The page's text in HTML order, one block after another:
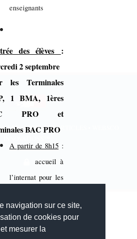
navigation sur ce site,
de cookies pour
mesurer la
enseignants
des élèves :
2 septembre
les Terminales
1 BMA, 1ères
PRO et
BAC PRO
A partir de 8h15:
accueil à
l’internat pour les
9h00:
réunion
• LISTE DES ARTICLES